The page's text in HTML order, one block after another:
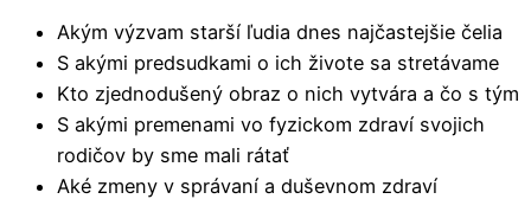
Akým výzvam starší ľudia dnes najčastejšie čelia
S akými predsudkami o ich živote sa stretávame
Kto zjednodušený obraz o nich vytvára a čo s tým
S akými premenami vo fyzickom zdraví svojich
rodičov by sme mali rátať
Aké zmeny v správaní a duševnom zdraví